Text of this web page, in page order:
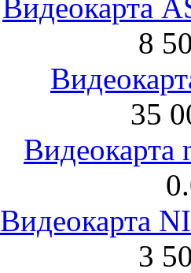
Видеокарта
8
35
Видеокарта
Видеокарта
3